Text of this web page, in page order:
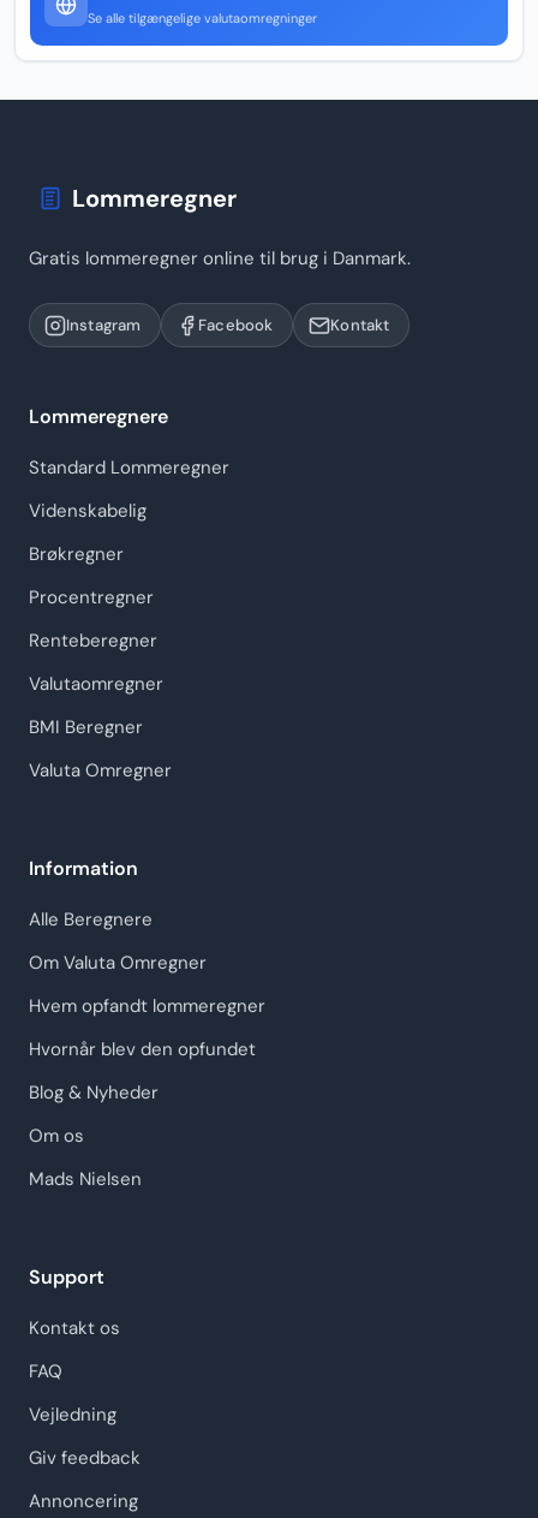
Se alle tilgængelige valutaomregninger
Lommeregner
Gratis lommeregner online til brug i Danmark.
Instagram Facebook Kontakt
Lommeregnere
Standard Lommeregner
Videnskabelig
Brøkregner
Procentregner
Renteberegner
Valutaomregner
BMI Beregner
Valuta Omregner
Information
Alle Beregnere
Om Valuta Omregner
Hvem opfandt lommeregner
Hvornår blev den opfundet
Blog & Nyheder
Om os
Mads Nielsen
Support
Kontakt os
FAQ
Vejledning
Giv feedback
Annoncering